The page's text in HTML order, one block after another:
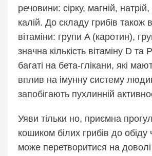
речовини: сірку, магній,
калій. До складу грибів також
вітаміни: групи A (каротин),
значна кількість вітаміну D та
багаті на бета-глікани, які
вплив на імунну систему
запобігають пухлинній
Уяви тільки но, приємна
кошиком білих грибів до обіду
може перетворитися на